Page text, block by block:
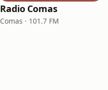
Radio Comas
Comas · 101.7 FM